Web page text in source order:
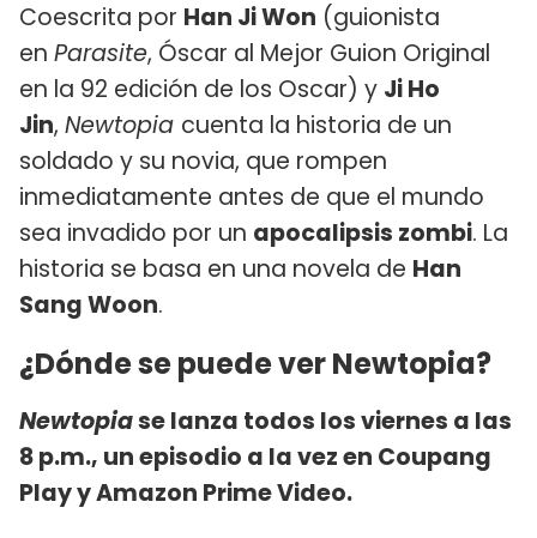
Coescrita por Han Ji Won (guionista
en Parasite, Óscar al Mejor Guion Original
en la 92 edición de los Oscar) y Ji Ho
Jin, Newtopia cuenta la historia de un
soldado y su novia, que rompen
inmediatamente antes de que el mundo
sea invadido por un apocalipsis zombi. La
historia se basa en una novela de Han
Sang Woon.
¿Dónde se puede ver Newtopia?
Newtopiase lanza todos los viernes a las
8 p.m., un episodio a la vez en Coupang
Play y Amazon Prime Video.